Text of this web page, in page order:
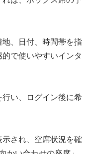
、日付、時間帯を指
で使いやすいインタ
い、ログイン後に希
され、空席状況を確